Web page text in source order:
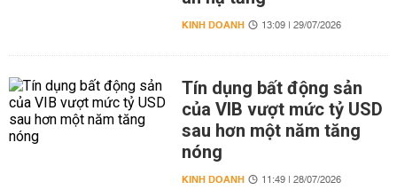
KINH DOANH 13:09 | 29/07/2026
Tín dụng bất động sản
của VIB vượt mức tỷ USD
sau hơn một năm tăng
nóng
KINH DOANH 11:49 | 28/07/2026